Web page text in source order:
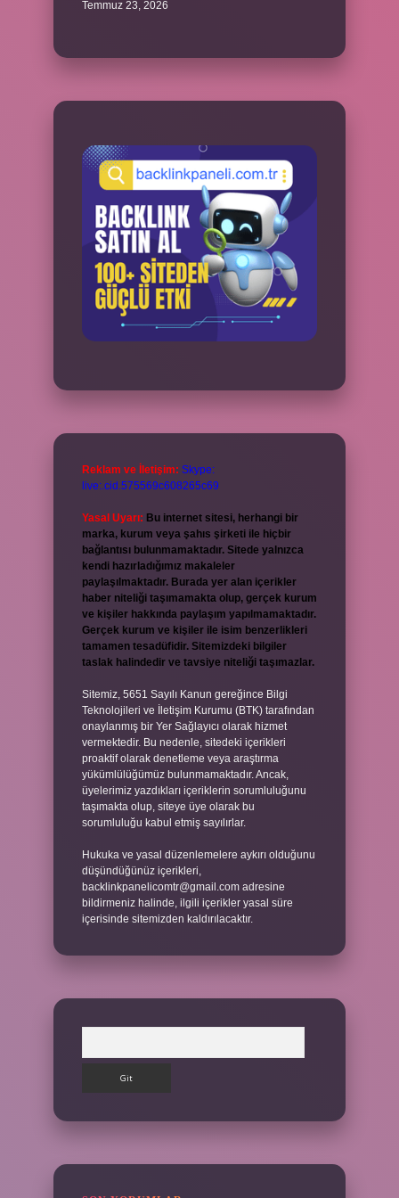
Temmuz 23, 2026
Reklam ve İletişim: Skype:
live:.cid.575569c608265c69
Yasal Uyarı: Bu internet sitesi, herhangi bir
marka, kurum veya şahıs şirketi ile hiçbir
bağlantısı bulunmamaktadır. Sitede yalnızca
kendi hazırladığımız makaleler
paylaşılmaktadır. Burada yer alan içerikler
haber niteliği taşımamakta olup, gerçek kurum
ve kişiler hakkında paylaşım yapılmamaktadır.
Gerçek kurum ve kişiler ile isim benzerlikleri
tamamen tesadüfidir. Sitemizdeki bilgiler
taslak halindedir ve tavsiye niteliği taşımazlar.
Sitemiz, 5651 Sayılı Kanun gereğince Bilgi
Teknolojileri ve İletişim Kurumu (BTK) tarafından
onaylanmış bir Yer Sağlayıcı olarak hizmet
vermektedir. Bu nedenle, sitedeki içerikleri
proaktif olarak denetleme veya araştırma
yükümlülüğümüz bulunmamaktadır. Ancak,
üyelerimiz yazdıkları içeriklerin sorumluluğunu
taşımakta olup, siteye üye olarak bu
sorumluluğu kabul etmiş sayılırlar.
Hukuka ve yasal düzenlemelere aykırı olduğunu
düşündüğünüz içerikleri,
backlinkpanelicomtr@gmail.com adresine
bildirmeniz halinde, ilgili içerikler yasal süre
içerisinde sitemizden kaldırılacaktır.